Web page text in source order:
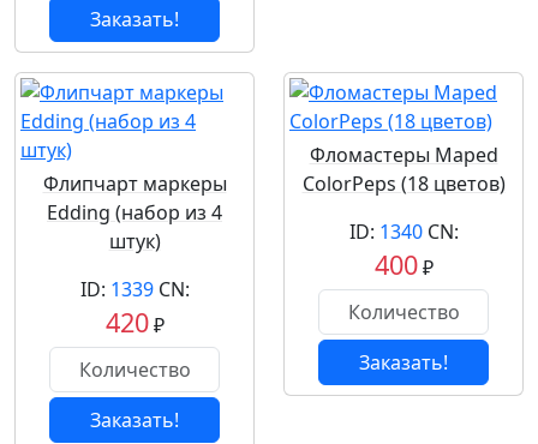
Заказать!
Флипчарт маркеры
Edding (набор из 4
штук)
ID: 1339CN:
420₽
Заказать!
Фломастеры Maped
ColorPeps (18 цветов)
ID: 1340CN:
400₽
Заказать!